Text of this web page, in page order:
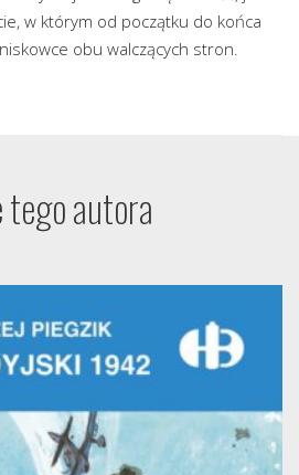
w którym od początku do końca
obu walczących stron.
tego autora